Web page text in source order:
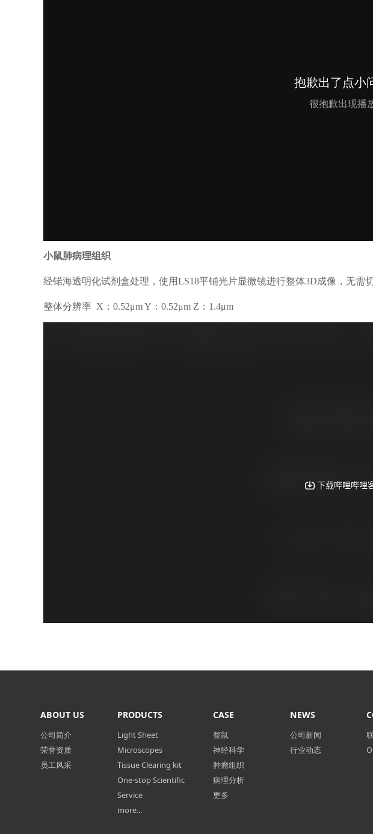
小鼠肺病理组织
经锘海透明化试剂盒处理，使用LS18平铺光片显微镜进行整体3D成像，无需
整体分辨率 X：0.52μm Y：0.52μm Z：1.4μm
ABOUT US
公司简介
荣誉资质
员工风采
PRODUCTS
Light Sheet
Microscopes
Tissue Clearing kit
One-stop Scientific
Service
more...
CASE
整鼠
神经科学
肿瘤组织
病理分析
更多
NEWS
公司新闻
行业动态